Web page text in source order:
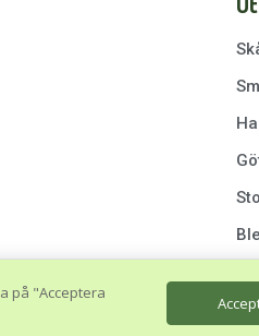
Webkung Webbyrå
på "Acceptera